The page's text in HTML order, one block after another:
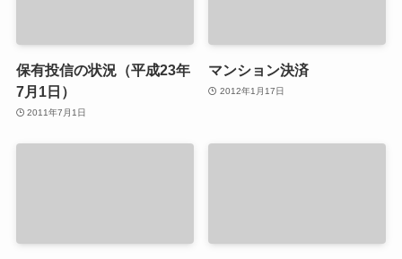
保有投信の状況（平成23年
7月1日）
2011年7月1日
マンション決済
2012年1月17日